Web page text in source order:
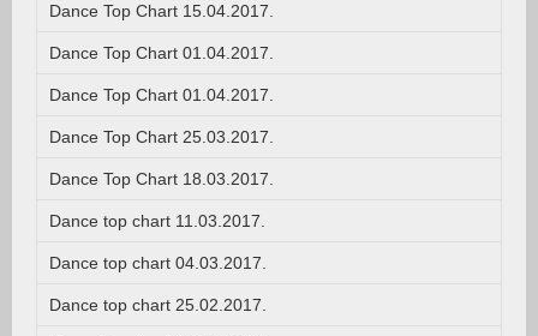
Dance Top Chart 15.04.2017.
Dance Top Chart 01.04.2017.
Dance Top Chart 01.04.2017.
Dance Top Chart 25.03.2017.
Dance Top Chart 18.03.2017.
Dance top chart 11.03.2017.
Dance top chart 04.03.2017.
Dance top chart 25.02.2017.